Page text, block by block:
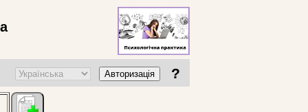
Авторизація ?